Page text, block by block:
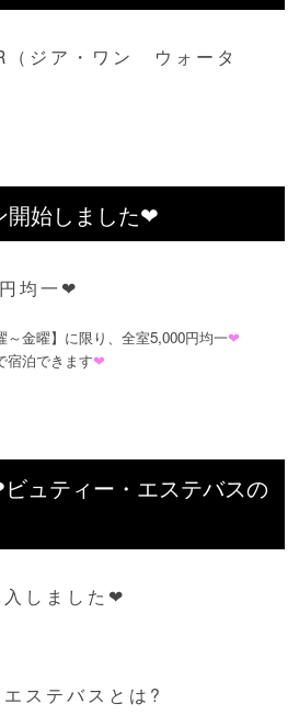
ジア・ワン ウォータ
開始しました❤
均一❤
～金曜】に限り、全室5,000円均一❤
宿泊できます❤
ュティー・エステバスの
しました❤
ステバスとは?